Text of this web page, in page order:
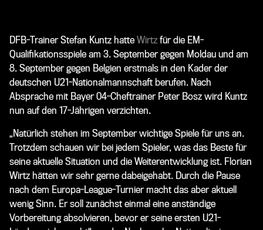
DFB-Trainer Stefan Kuntz hatte Wirtz für die EM-
Qualifikationsspiele am 3. September gegen Moldau und am
8. September gegen Belgien erstmals in den Kader der
deutschen U21-Nationalmannschaft berufen. Nach
Absprache mit Bayer 04-Cheftrainer Peter Bosz wird Kuntz
nun auf den 17-Jährigen verzichten.
„Natürlich stehen im September wichtige Spiele für uns an.
Trotzdem schauen wir bei jedem Spieler, was das Beste für
seine aktuelle Situation und die Weiterentwicklung ist. Florian
Wirtz hätten wir sehr gerne dabeigehabt. Durch die Pause
nach dem Europa-League-Turnier macht das aber aktuell
wenig Sinn. Er soll zunächst einmal eine anständige
Vorbereitung absolvieren, bevor er seine ersten U21-